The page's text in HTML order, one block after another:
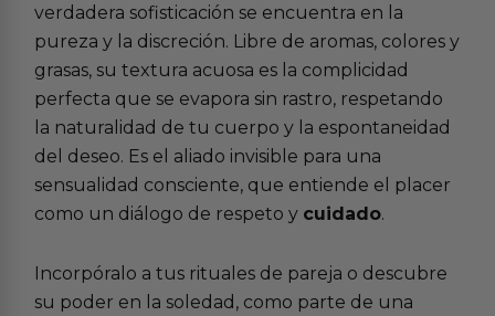
verdadera sofisticación se encuentra en la
pureza y la discreción. Libre de aromas, colores y
grasas, su textura acuosa es la complicidad
perfecta que se evapora sin rastro, respetando
la naturalidad de tu cuerpo y la espontaneidad
del deseo. Es el aliado invisible para una
sensualidad consciente, que entiende el placer
como un diálogo de respeto y cuidado.
Incorpóralo a tus rituales de pareja o descubre
su poder en la soledad, como parte de una